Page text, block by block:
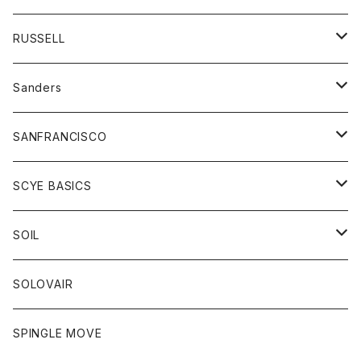
ニット
ベスト
ボトム
ワンピース
オーバーオール
ボトム
ペインターパンツ
Tシャツ
グッズ
帽子
RUSSELL
アウター
コート
パーカー
スカート
Tシャツ
トップス
Tシャツ
トレーナー
ボトム
ショートパンツ
レディース
Sanders
グッズ
靴
SANFRANCISCO
アウター
カーディガン
コート
グッズ
ネクタイ
グローブ
アクセサリー
トップス
SCYE BASICS
ボトム
ジーンズ
チノパン
トップス
ポロシャツ
靴
SOIL
靴
ワンピース
SOLOVAIR
SPINGLE MOVE